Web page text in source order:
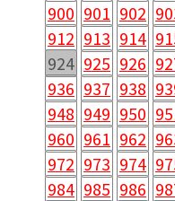
900 901 902
912 913 914
924 925 926
936 937 938
948 949 950
960 961 962
972 973 974
984 985 986